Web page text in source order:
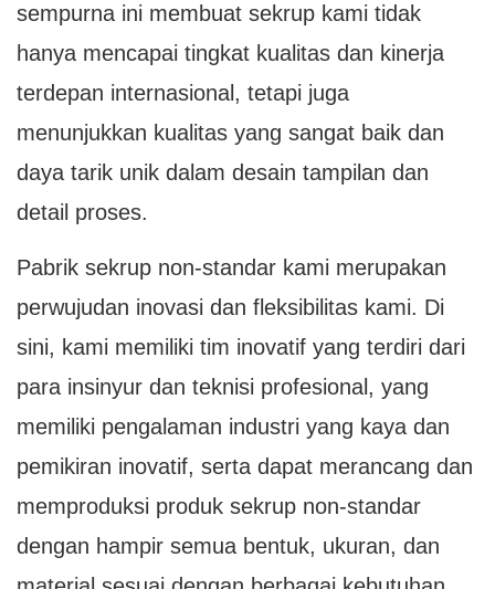
sempurna ini membuat sekrup kami tidak
hanya mencapai tingkat kualitas dan kinerja
terdepan internasional, tetapi juga
menunjukkan kualitas yang sangat baik dan
daya tarik unik dalam desain tampilan dan
detail proses.
Pabrik sekrup non-standar kami merupakan
perwujudan inovasi dan fleksibilitas kami. Di
sini, kami memiliki tim inovatif yang terdiri dari
para insinyur dan teknisi profesional, yang
memiliki pengalaman industri yang kaya dan
pemikiran inovatif, serta dapat merancang dan
memproduksi produk sekrup non-standar
dengan hampir semua bentuk, ukuran, dan